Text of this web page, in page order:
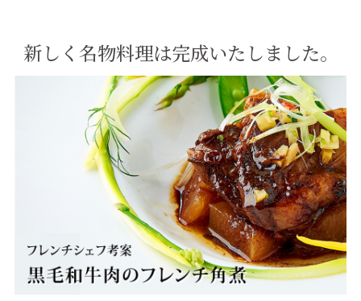
新しく名物料理は完成いたしました。